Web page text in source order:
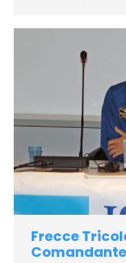
Frecce